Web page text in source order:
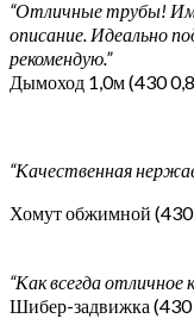
“Отличные трубы!
описание. Идеально
рекомендую.”
Дымоход 1,0м (430
“Качественная
Хомут обжимной
“Как всегда отличное
Шибер-задвижка